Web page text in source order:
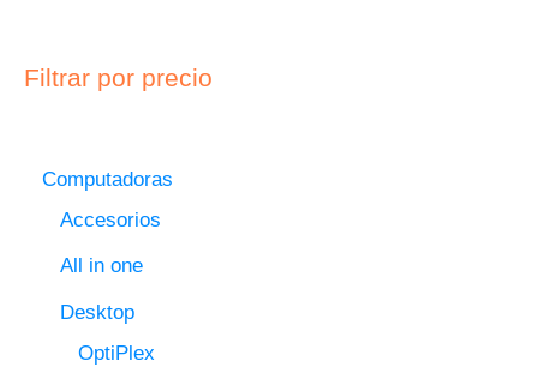
Filtrar por precio
Computadoras
Accesorios
All in one
Desktop
OptiPlex